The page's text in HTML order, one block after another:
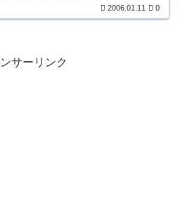
2006.01.11 0
サーリンク